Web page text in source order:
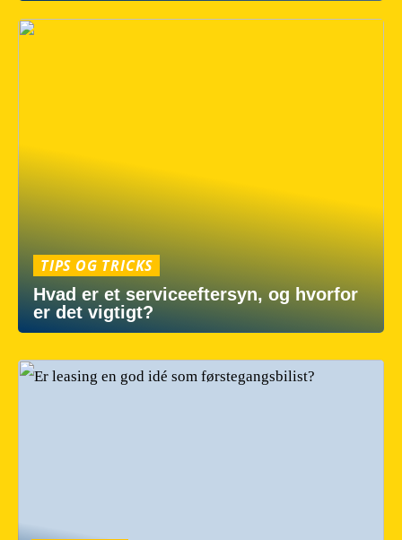
TIPS OG TRICKS
Hvad er et serviceeftersyn, og hvorfor
er det vigtigt?